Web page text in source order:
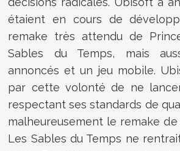
étaient en cours de
remake très attendu de
Sables du Temps, mais
annoncés et un jeu mobile.
par cette volonté de ne
respectant ses standards de
malheureusement le remake
Les Sables du Temps ne